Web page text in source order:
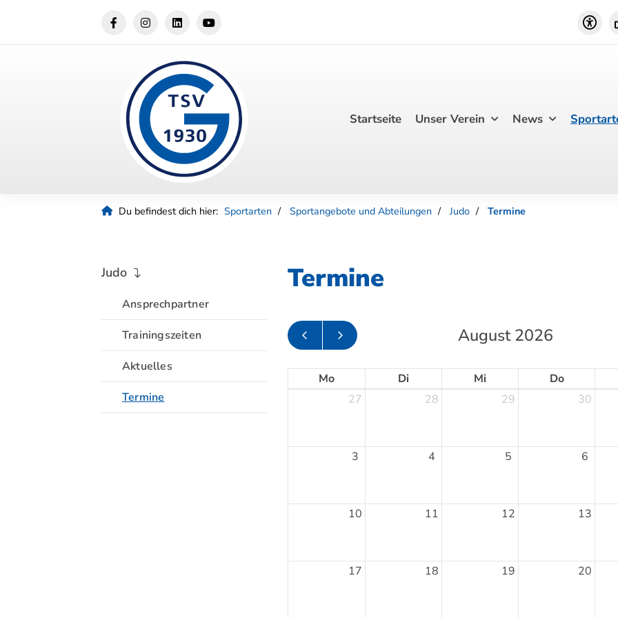
Startseite Unser Verein News
Du befindest dich hier: Sportarten Sportangebote und Abteilungen Judo Termine
Termine
August 2026
Mo Di Mi Do
27
28 29 30
3 4 5 6
10 11 12 13
17 18 19 20
Judo
Ansprechpartner
Trainingszeiten
Aktuelles
Termine
Quicklinks
Mitglieder-Service